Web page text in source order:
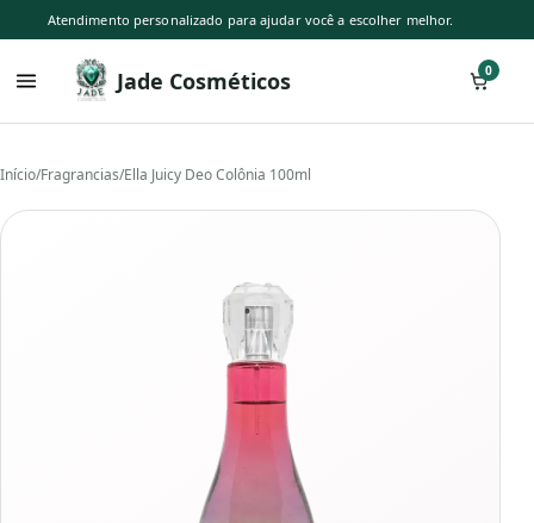
Atendimento personalizado para ajudar você a escolher melhor.
Jade Cosméticos 0
Início/Fragrancias/Ella Juicy Deo Colônia 100ml